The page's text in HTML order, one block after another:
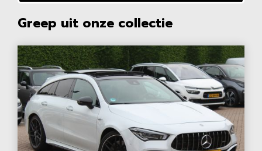
Greep uit onze collectie